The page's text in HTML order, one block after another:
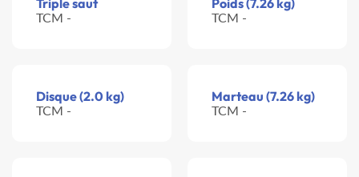
Triple saut
TCM -
Poids (7.26 kg)
TCM -
Disque (2.0 kg)
TCM -
Marteau (7.26 kg)
TCM -